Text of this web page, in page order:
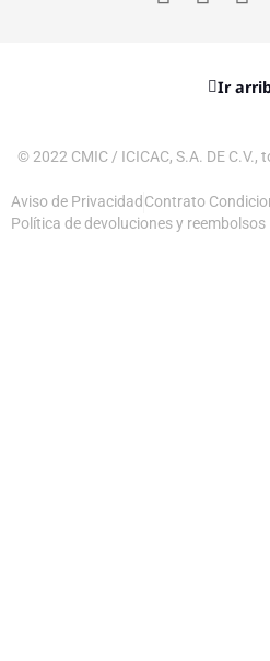
Ir
© 2022 CMIC / ICICAC, S.A. DE
Aviso de Privacidad Contrato
Política de devoluciones y reembolsos